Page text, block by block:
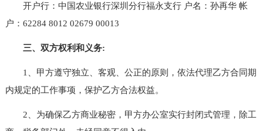
开户行：中国农业银行深圳分行福永支行 户名：孙再华 帐
户：62284 8012 02679 00013
三、双方权利和义务:
1、甲方遵守独立、客观、公正的原则，依法代理乙方合同期
内规定的工作事项，保护乙方合法权益。
2、为确保乙方商业秘密，甲方办公室实行封闭式管理，除工